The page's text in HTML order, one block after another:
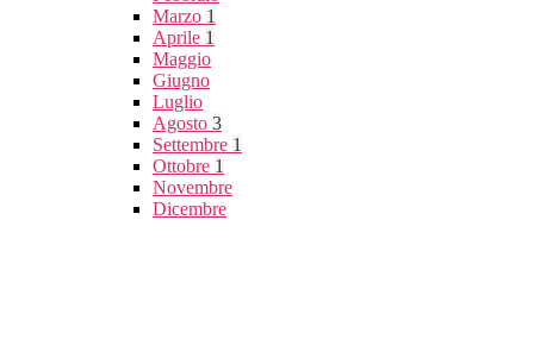
Marzo 1
Aprile 1
Maggio
Giugno
Luglio
Agosto 3
Settembre 1
Ottobre 1
Novembre
Dicembre